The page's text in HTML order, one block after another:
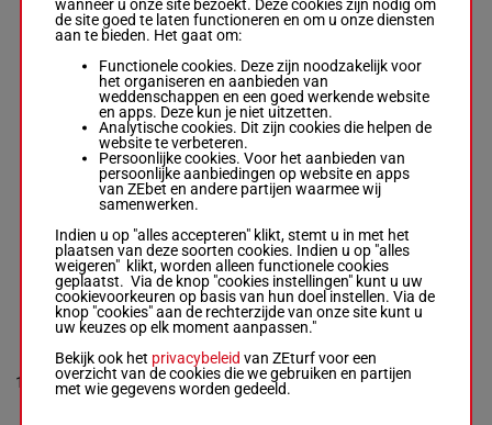
4p 6p 11p 8p
7p 8p 6p 0p 5p
(25) 9p
OSORNINO
Seith Tom.-
Enrique Simon
H/9 -57
0p (25) 0p 0p
10p 13p 0p 14p
1p 8p 9p 6p 8p
H/957 kg
0p (25)
0p 0p
10p 13p
0p 14p
1p 8p 9p
9
10
MANANO
Menghini
Yanez Lui. D.-
Enrique Simon
Lagunas
Box: 10 -R/9 -
57 kg
R/957 kg
5p 3p 7p
7p (25)
6p 4p 6p
3p 0p 8p
10
wanneer u onze site bezoekt. Deze cookies zijn nodig om
de site goed te laten functioneren en om u onze diensten
aan te bieden. Het gaat om:
Functionele cookies. Deze zijn noodzakelijk voor
het organiseren en aanbieden van
weddenschappen en een goed werkende website
en apps. Deze kun je niet uitzetten.
Analytische cookies. Dit zijn cookies die helpen de
website te verbeteren.
Persoonlijke cookies. Voor het aanbieden van
persoonlijke aanbiedingen op website en apps
van ZEbet en andere partijen waarmee wij
samenwerken.
Indien u op "alles accepteren" klikt, stemt u in met het
plaatsen van deze soorten cookies. Indien u op "alles
weigeren" klikt, worden alleen functionele cookies
geplaatst. Via de knop "cookies instellingen" kunt u uw
cookievoorkeuren op basis van hun doel instellen. Via de
knop "cookies" aan de rechterzijde van onze site kunt u
uw keuzes op elk moment aanpassen."
Bekijk ook het privacybeleid van ZEturf voor een
overzicht van de cookies die we gebruiken en partijen
met wie gegevens worden gedeeld.